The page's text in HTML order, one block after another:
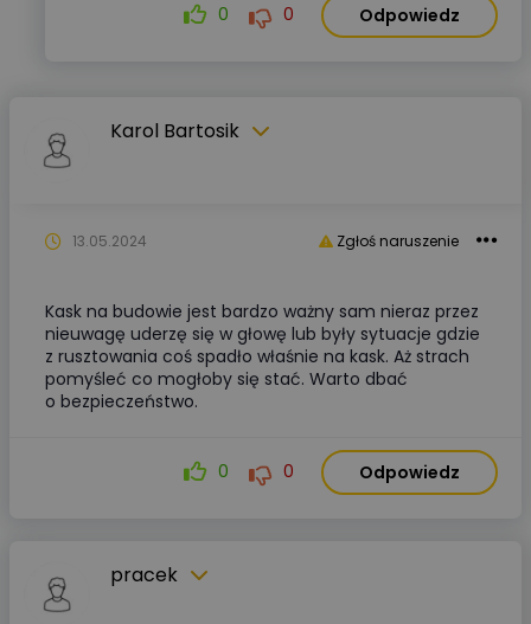
0 0 Odpowiedz
Karol Bartosik
Zgłoś naruszenie
13.05.2024
Kask na budowie jest bardzo ważny sam nieraz przez
nieuwagę uderzę się w głowę lub były sytuacje gdzie
z rusztowania coś spadło właśnie na kask. Aż strach
pomyśleć co mogłoby się stać. Warto dbać
o bezpieczeństwo.
0 0 Odpowiedz
pracek